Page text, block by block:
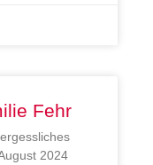
Fehr
2024